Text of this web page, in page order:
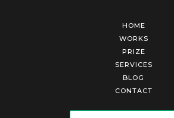
HOME
WORKS
PRIZE
SERVICES
BLOG
CONTACT